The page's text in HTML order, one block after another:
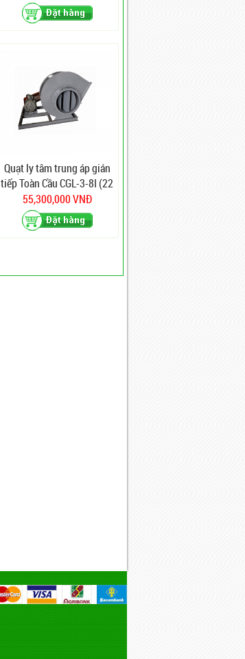
Quạt ly tâm trung áp gián
tiếp Toàn Cầu CGL-3-8I (22
Kw)
55,300,000 VNĐ